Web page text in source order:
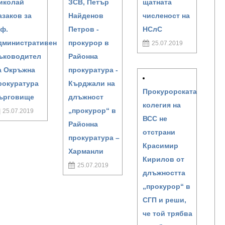
за
Окръжна
25.07.2019
ЗСВ, Петър
Найденов
Петров -
прокурор в
Районна
прокуратура -
Кърджали на
длъжност
„прокурор“ в
Районна
прокуратура –
Харманли
25.07.2019
щатната
численост на
НСлС
25.07.2019
Прокурорската
колегия на
ВСС не
отстрани
Красимир
Кирилов от
длъжността
„прокурор“ в
СГП и реши,
че той трябва